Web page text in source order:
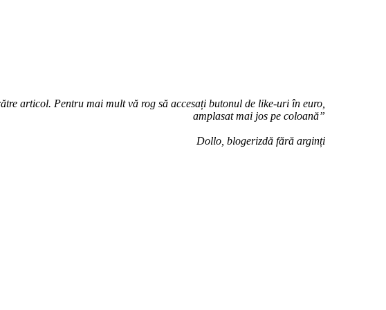
articol. Pentru mai mult vă rog să accesați butonul de like-uri în euro,
amplasat mai jos pe coloană”
Dollo, blogerizdă fără arginți